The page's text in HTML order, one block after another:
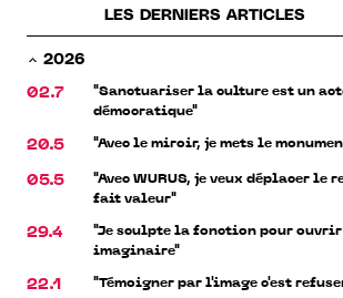
LES DERNIERS ARTICLES
2026
02.7
"Sanctuariser la culture est un
démocratique"
20.5 "Avec le miroir, je mets le
05.5
"Avec WURUS, je veux déplacer le
fait valeur"
29.4
"Je sculpte la fonction pour ouvrir
imaginaire"
22.1 "Témoigner par l'image c'est